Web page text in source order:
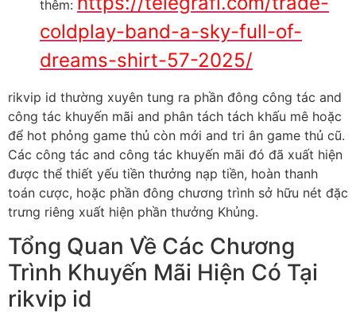
thêm:
coldplay-band-a-sky-full-of-
dreams-shirt-57-2025/
rikvip id thường xuyên tung ra phần đông công tác and
công tác khuyến mãi and phân tách tách khấu mê hoặc
để hot phỏng game thủ còn mới and tri ân game thủ cũ.
Các công tác and công tác khuyến mãi đó đã xuất hiện
được thể thiết yếu tiền thưởng nạp tiền, hoàn thanh
toán cược, hoặc phần đông chương trình sở hữu nét đặc
trưng riêng xuất hiện phần thưởng Khủng.
Tổng Quan Về Các Chương
Trình Khuyến Mãi Hiện Có Tại
rikvip id